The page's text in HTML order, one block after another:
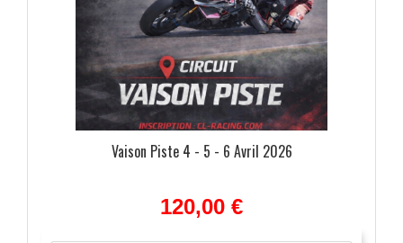
Vaison Piste 4 - 5 - 6 Avril 2026
120,00 €